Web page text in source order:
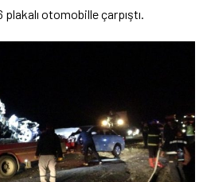
otomobille çarpıştı.